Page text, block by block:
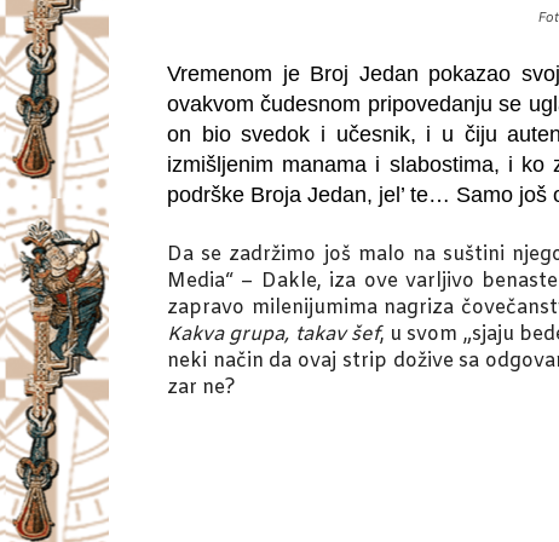
Vremenom je Broj Jedan pokazao
ovakvom čudesnom pripovedanju se
on bio svedok i učesnik, i u čiju
izmišljenim manama i slabostima, i
podrške Broja Jedan, jel’ te… Samo
Da se zadržimo još malo na suštini
Media“ – Dakle, iza ove varljivo
zapravo milenijumima nagriza
Kakva grupa, takav šef, u svom „sjaju
neki način da ovaj strip dožive sa
zar ne?